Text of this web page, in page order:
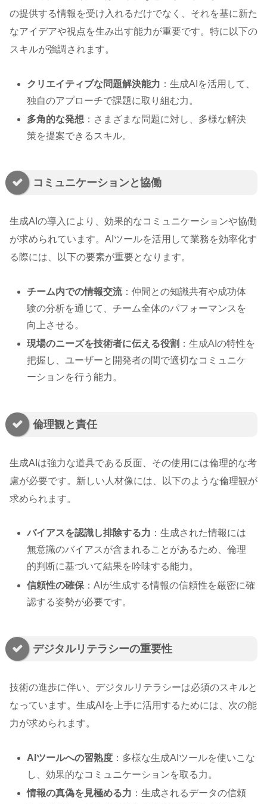
の提供する情報を受け入れるだけでなく、それを基に新た
なアイデアや視点を生み出す能力が重要です。特に以下の
スキルが強調されます。
クリエイティブな問題解決能力 ：生成AIを活用して、
独自のアプローチで課題に取り組む力。
多角的な発想 ：さまざまな問題に対し、多様な解決
策を提案できるスキル。
コミュニケーションと協働
生成AIの導入により、効果的なコミュニケーションや協働
が求められています。AIツールを活用して業務を効率化す
る際には、以下の要素が重要となります。
チーム内での情報交流：仲間との知識共有や成功体
験の分析を通じて、チーム全体のパフォーマンスを
向上させる。
現場のニーズを技術者に伝える役割 ：生成AIの特性を
把握し、ユーザーと開発者の間で適切なコミュニケ
ーションを行う能力。
倫理観と責任
生成AIは強力な道具である反面、その使用には倫理的な考
慮が必要です。新しい人材像には、以下のような倫理観が
求められます。
バイアスを認識し排除する力 ：生成された情報には
無意識のバイアスが含まれることがあるため、倫理
的判断に基づいて結果を吟味する能力。
信頼性の確保 ：AIが生成する情報の信頼性を厳密に確
認する姿勢が必要です。
デジタルリテラシーの重要性
技術の進歩に伴い、デジタルリテラシーは必須のスキルと
なっています。生成AIを上手に活用するためには、次の能
力が求められます。
AIツールへの習熟度 ：多様な生成AIツールを使いこな
し、効果的なコミュニケーションを取る力。
情報の真偽を見極める力 ：生成されるデータの信頼